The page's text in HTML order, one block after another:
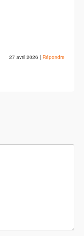
27 avril 2026 | Répondre